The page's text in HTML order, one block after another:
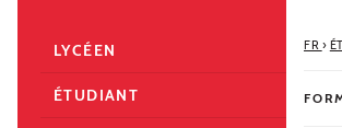
FR ›
LYCÉEN
ÉTUDIANT